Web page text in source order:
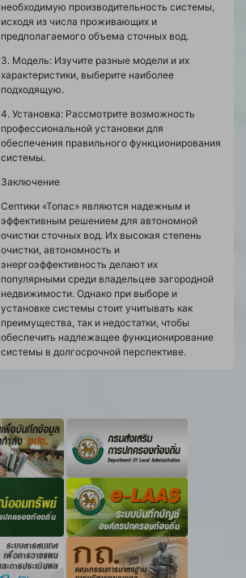
необходимую производительность системы,
исходя из числа проживающих и
предполагаемого объема сточных вод.
3. Модель: Изучите разные модели и их
характеристики, выберите наиболее
подходящую.
4. Установка: Рассмотрите возможность
профессиональной установки для
обеспечения правильного функционирования
системы.
Заключение
Септики «Топас» являются надежным и
эффективным решением для автономной
очистки сточных вод. Их высокая степень
очистки, автономность и
энергоэффективность делают их
популярными среди владельцев загородной
недвижимости. Однако при выборе и
установке системы стоит учитывать как
преимущества, так и недостатки, чтобы
обеспечить надлежащее функционирование
системы в долгосрочной перспективе.